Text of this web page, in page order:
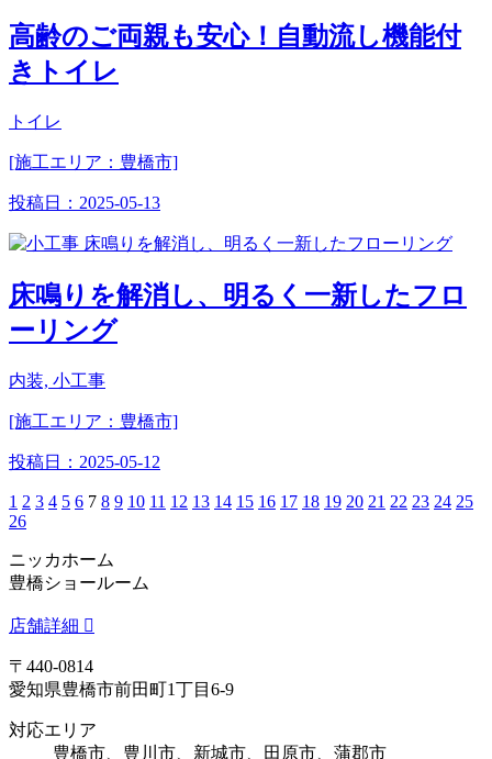
高齢のご両親も安心！自動流し機能付
きトイレ
トイレ
[施工エリア：豊橋市]
投稿日： 2025-05-13
床鳴りを解消し、明るく一新したフロ
ーリング
内装, 小工事
[施工エリア：豊橋市]
投稿日： 2025-05-12
1 2 3 4 5 6 7 8 9 10 11 12 13 14 15 16 17 18 19 20 21 22 23 24 25
26
ニッカホーム
豊橋ショールーム
店舗詳細
〒440-0814
愛知県豊橋市前田町1丁目6-9
対応エリア
豊橋市、豊川市、新城市、田原市、蒲郡市